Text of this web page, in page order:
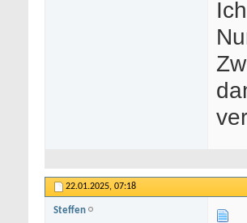
22.01.2025, 07:18
Steffen